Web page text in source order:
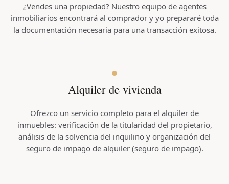
¿Vendes una propiedad? Nuestro equipo de agentes
inmobiliarios encontrará al comprador y yo prepararé toda
la documentación necesaria para una transacción exitosa.
Alquiler de vivienda
Ofrezco un servicio completo para el alquiler de
inmuebles: verificación de la titularidad del propietario,
análisis de la solvencia del inquilino y organización del
seguro de impago de alquiler (seguro de impago).
0
1
2